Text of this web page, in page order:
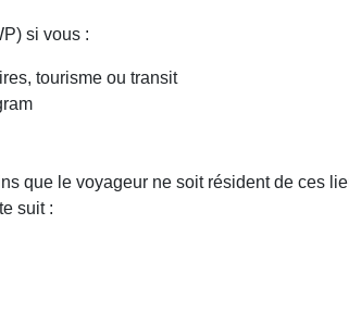
si vous :
tourisme ou transit
que le voyageur ne soit résident de ces
suit :